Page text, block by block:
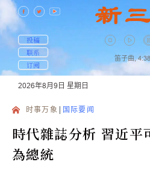
投稿
联系
订阅
笛子曲, 4:38
2026年8月9日 星期日
时事万象 国际要闻
時代雜誌分析 習近平
為總統